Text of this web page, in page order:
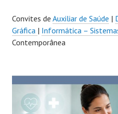
Convites de Auxiliar de Saúde |
Gráfica | Informática –
Contemporânea